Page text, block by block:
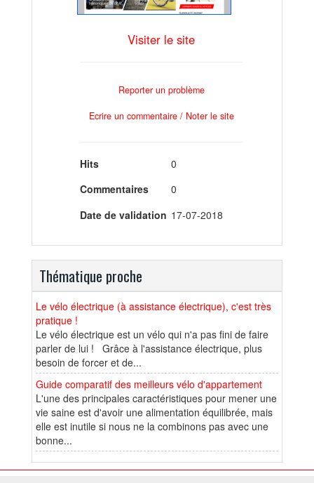
Visiter le site
Reporter un problème
Ecrire un commentaire / Noter le site
Hits
0
Commentaires
0
Date de validation 17-07-2018
Thématique proche
Le vélo électrique (à assistance électrique), c'est très
pratique !
Le vélo électrique est un vélo qui n'a pas fini de faire
parler de lui ! Grâce à l'assistance électrique, plus
besoin de forcer et de...
Guide comparatif des meilleurs vélo d'appartement
L'une des principales caractéristiques pour mener une
vie saine est d'avoir une alimentation équilibrée, mais
elle est inutile si nous ne la combinons pas avec une
bonne...